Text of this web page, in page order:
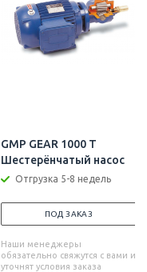
GMP GEAR 1000 T
Шестерёнчатый насос
Отгрузка 5-8 недель
ПОД ЗАКАЗ
Наши менеджеры
обязательно свяжутся с вами и
уточнят условия заказа